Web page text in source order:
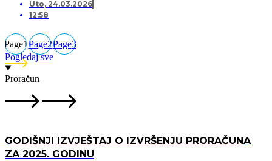
Uto, 24.03.2026
12:58
Page1Page2Page3
Pogledaj sve
Proračun
GODIŠNJI IZVJEŠTAJ O IZVRŠENJU PRORAČUNA
ZA 2025. GODINU